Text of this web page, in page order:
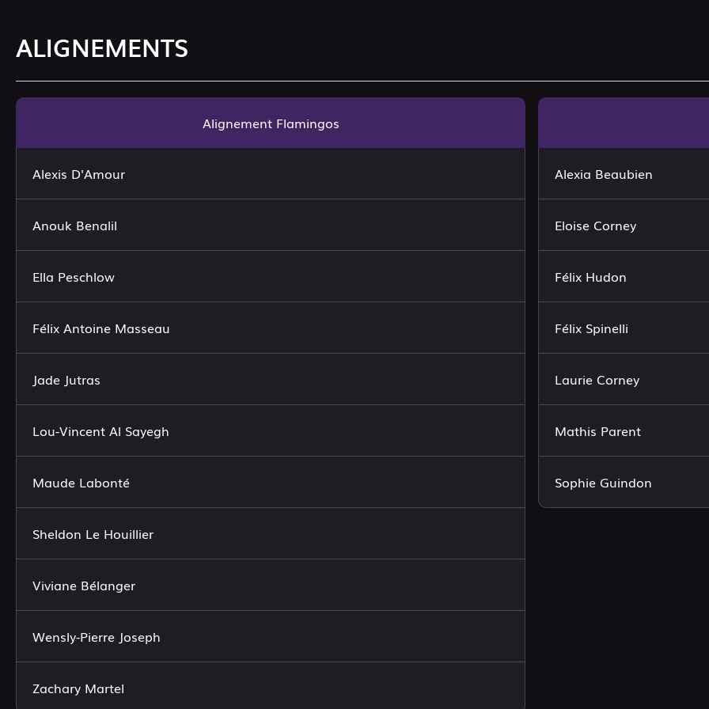
ALIGNEMENTS
Alignement Flamingos
Alexis D'Amour
Anouk Benalil
Ella Peschlow
Félix Antoine Masseau
Jade Jutras
Lou-Vincent Al Sayegh
Maude Labonté
Sheldon Le Houillier
Viviane Bélanger
Wensly-Pierre Joseph
Zachary Martel
Alexia Beaubien
Eloise Corney
Félix Hudon
Félix Spinelli
Laurie Corney
Mathis Parent
Sophie Guindon